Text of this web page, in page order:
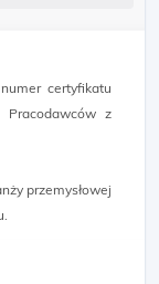
certyfikatu
Pracodawców z
przemysłowej